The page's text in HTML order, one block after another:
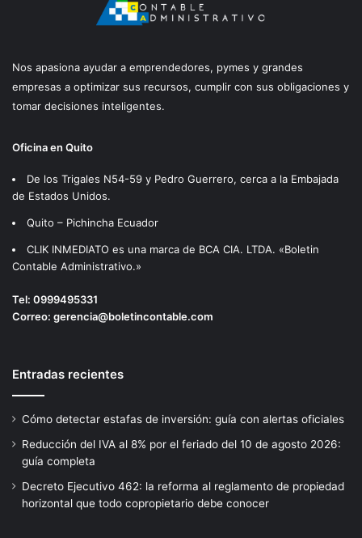
Nos apasiona ayudar a emprendedores, pymes y grandes
empresas a optimizar sus recursos, cumplir con sus obligaciones y
tomar decisiones inteligentes.
Oficina en Quito
De los Trigales N54-59 y Pedro Guerrero, cerca a la Embajada
de Estados Unidos.
Quito – Pichincha Ecuador
CLIK INMEDIATO es una marca de BCA CIA. LTDA. «Boletin
Contable Administrativo.»
Tel: 0999495331
Correo: gerencia@boletincontable.com
Entradas recientes
Cómo detectar estafas de inversión: guía con alertas oficiales
Reducción del IVA al 8% por el feriado del 10 de agosto 2026:
guía completa
Decreto Ejecutivo 462: la reforma al reglamento de propiedad
horizontal que todo copropietario debe conocer